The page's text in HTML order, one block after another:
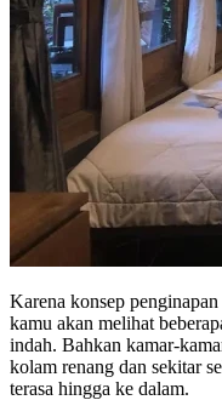
Karena konsep
kamu akan melihat
indah. Bahkan kamar-
kolam renang dan sekitar
terasa hingga ke dalam.